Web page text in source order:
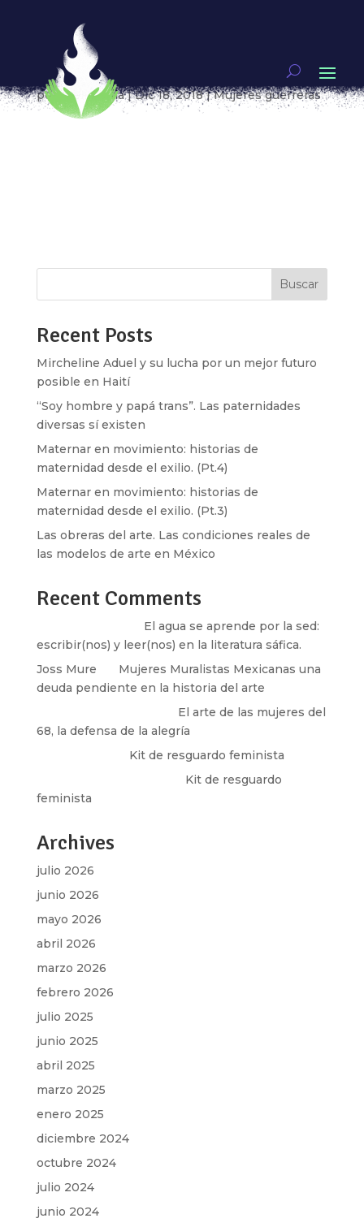
LAS MUJERES MIGRANTES ENFRENTAN CON
DIGNIDAD Y VALENTÍA TODOS LOS RETOS QUE LA
VIDA EN TRÁNSITO LES PONE
porArelí Rema|Dic 18, 2018|Mujeres guerreras
Buscar
Recent Posts
Mircheline Aduel y su lucha por un mejor futuro
posible en Haití
“Soy hombre y papá trans”. Las paternidades
diversas sí existen
Maternar en movimiento: historias de
maternidad desde el exilio. (Pt.4)
Maternar en movimiento: historias de
maternidad desde el exilio. (Pt.3)
Las obreras del arte. Las condiciones reales de
las modelos de arte en México
Recent Comments
El agua se aprende por la sed:
escribir(nos) y leer(nos) en la literatura sáfica.
Joss Mure
Mujeres Muralistas Mexicanas una
deuda pendiente en la historia del arte
El arte de las mujeres del
68, la defensa de la alegría
Kit de resguardo feminista
Kit de resguardo
feminista
Archives
julio 2026
junio 2026
mayo 2026
abril 2026
marzo 2026
febrero 2026
julio 2025
junio 2025
abril 2025
marzo 2025
enero 2025
diciembre 2024
octubre 2024
julio 2024
junio 2024